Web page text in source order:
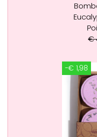
€
-€ 1,98